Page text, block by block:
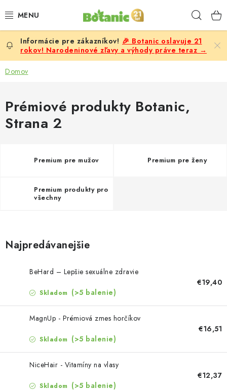
na
PREMIUM
DOPLNKY STRAVY
POTRAVINY A NÁPOJE
OSTATNÉ
Doprava a platba Recenzie
Vernostný program
Prečo Botanic?
🎉 Botanic oslavuje 21
rokov! Narodeninové zľavy a výhody práve teraz →
Domov
Prémiové produkty Botanic,
Strana 2
Premium pre mužov Premium pre ženy
Premium produkty pro
všechny
Najpredávanejšie
BeHard – Lepšie sexuálne zdravie
Skladom (>5 balenie)
€19,40
MagnUp - Prémiová zmes horčíkov
Skladom (>5 balenie)
€16,51
NiceHair - Vitamíny na vlasy
Skladom (>5 balenie)
€12,37